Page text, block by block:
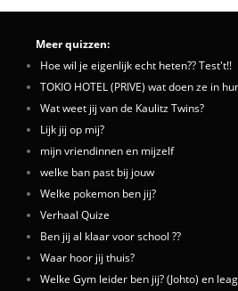
Meer quizzen:
Hoe wil je eigenlijk echt heten?? Test't!!
TOKIO HOTEL (PRIVE) wat doen ze in
Wat weet jij van de Kaulitz Twins?
Lijk jij op mij?
mijn vriendinnen en mijzelf
welke ban past bij jouw
Welke pokemon ben jij?
Verhaal Quize
Ben jij al klaar voor school ??
Waar hoor jij thuis?
Welke Gym leider ben jij? (Johto) en